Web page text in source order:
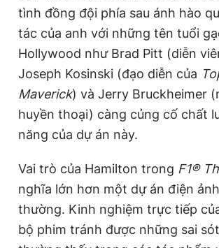
tình đồng đội phía sau ánh hào
tác của anh với những tên tuổi
Hollywood như Brad Pitt (diễn
Joseph Kosinski (đạo diễn của
Maverick) và Jerry Bruckheimer
huyền thoại) càng củng cố chất
năng của dự án này.
Vai trò của Hamilton trong F1®
nghĩa lớn hơn một dự án điện
thường. Kinh nghiệm trực tiếp
bộ phim tránh được những sai